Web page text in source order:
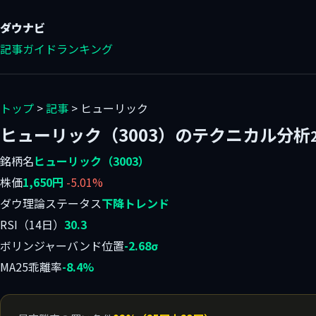
ダウナビ
記事ガイドランキング
トップ >記事 > ヒューリック
ヒューリック（3003）のテクニカル分析
銘柄名ヒューリック（3003）
株価1,650円 -5.01%
ダウ理論ステータス下降トレンド
RSI（14日） 30.3
ボリンジャーバンド位置-2.68σ
MA25乖離率-8.4%